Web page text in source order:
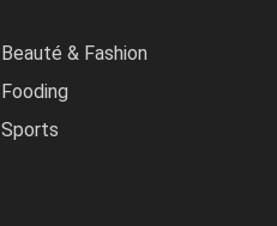
Beauté & Fashion
Fooding
Sports